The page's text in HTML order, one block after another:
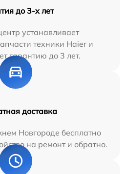
до 3-х лет
устанавливает
техники Haier и
гарантию до 3 лет.
доставка
Новгороде бесплатно
на ремонт и обратно.